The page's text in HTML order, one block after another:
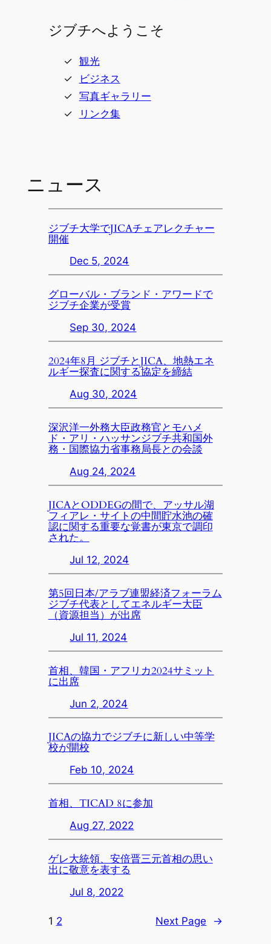
ジブチへようこそ
観光
ビジネス
写真ギャラリー
リンク集
ニュース
ジブチ大学でJICAチェアレクチャー
開催
Dec 5, 2024
グローバル・ブランド・アワードで
ジブチ企業が受賞
Sep 30, 2024
2024年8月 ジブチとJICA、地熱エネ
ルギー探査に関する協定を締結
Aug 30, 2024
深沢洋一外務大臣政務官とモハメ
ド・アリ・ハッサンジブチ共和国外
務・国際協力省事務局長との会談
Aug 24, 2024
JICAとODDEGの間で、アッサル湖
フィアレ・サイトの中間貯水池の確
認に関する重要な覚書が東京で調印
された。
Jul 12, 2024
第5回日本/アラブ連盟経済フォーラム
ジブチ代表としてエネルギー大臣
（資源担当）が出席
Jul 11, 2024
首相、韓国・アフリカ2024サミット
に出席
Jun 2, 2024
JICAの協力でジブチに新しい中等学
校が開校
Feb 10, 2024
首相、TICAD 8に参加
Aug 27, 2022
ゲレ大統領、安倍晋三元首相の思い
出に敬意を表する
Jul 8, 2022
1 2 Next Page →